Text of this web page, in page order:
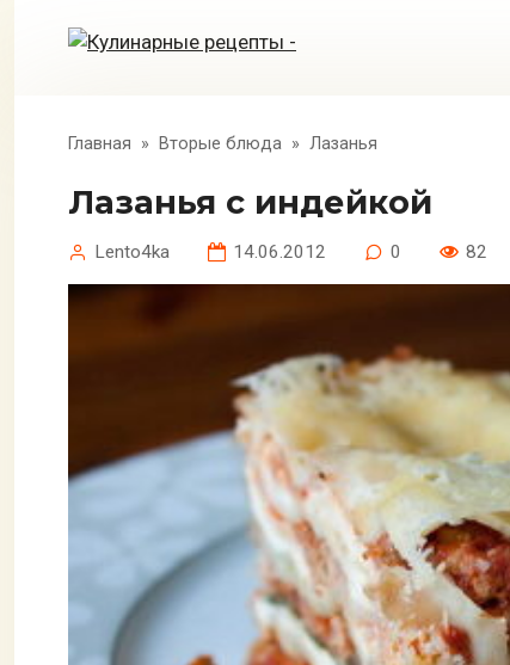
Главная » Вторые блюда » Лазанья
Лазанья с индейкой
Lento4ka 14.06.2012 0 82